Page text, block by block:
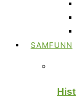
SAMFUNN